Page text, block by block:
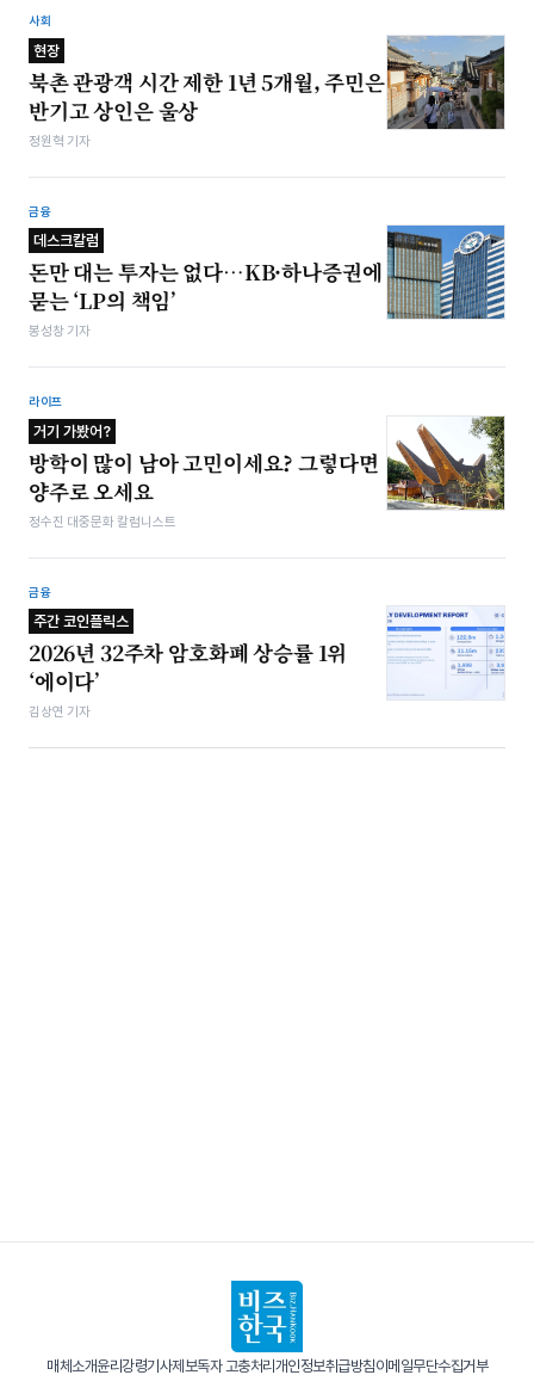
사회
현장
북촌 관광객 시간 제한 1년 5개월, 주민은
반기고 상인은 울상
정원혁 기자
금융
데스크칼럼
돈만 대는 투자는 없다…KB·하나증권에
묻는 ‘LP의 책임’
봉성창 기자
라이프
거기 가봤어?
방학이 많이 남아 고민이세요? 그렇다면
양주로 오세요
정수진 대중문화 칼럼니스트
금융
주간 코인플릭스
2026년 32주차 암호화폐 상승률 1위
‘에이다’
김상연 기자
매체소개윤리강령기사제보독자 고충처리 개인정보취급방침이메일무단수집거부